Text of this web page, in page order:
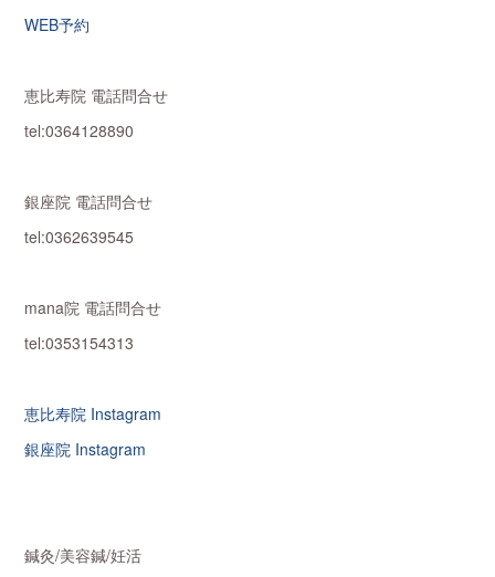
WEB予約
恵比寿院 電話問合せ
tel:0364128890
銀座院 電話問合せ
tel:0362639545
mana院 電話問合せ
tel:0353154313
恵比寿院 Instagram
銀座院 Instagram
鍼灸/美容鍼/妊活